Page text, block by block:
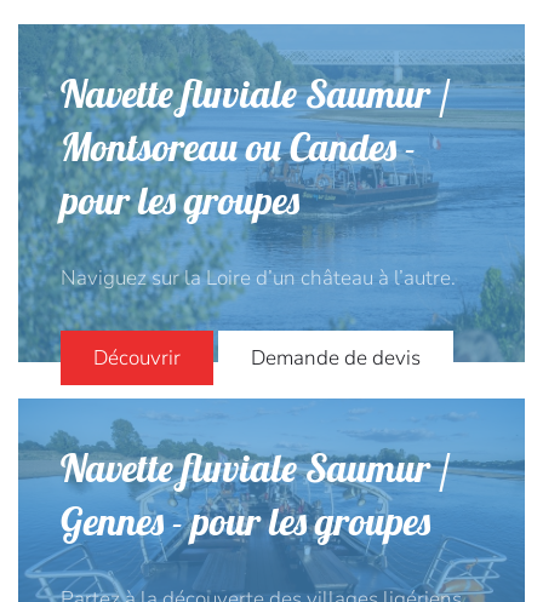
Navette fluviale Saumur /
Montsoreau ou Candes -
pour les groupes
Naviguez sur la Loire d’un château à l’autre.
Découvrir Demande de devis
Navette fluviale Saumur /
Gennes - pour les groupes